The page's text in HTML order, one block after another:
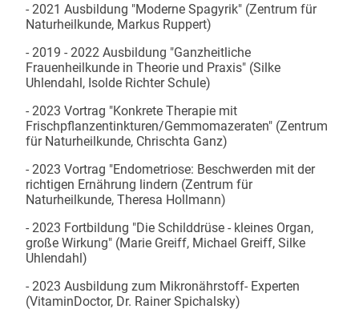
- 2021 Ausbildung "Moderne Spagyrik" (Zentrum für
Naturheilkunde, Markus Ruppert)
- 2019 - 2022 Ausbildung "Ganzheitliche
Frauenheilkunde in Theorie und Praxis" (Silke
Uhlendahl, Isolde Richter Schule)
- 2023 Vortrag "Konkrete Therapie mit
Frischpflanzentinkturen/Gemmomazeraten" (Zentrum
für Naturheilkunde, Chrischta Ganz)
- 2023 Vortrag "Endometriose: Beschwerden mit der
richtigen Ernährung lindern (Zentrum für
Naturheilkunde, Theresa Hollmann)
- 2023 Fortbildung "Die Schilddrüse - kleines Organ,
große Wirkung" (Marie Greiff, Michael Greiff, Silke
Uhlendahl)
- 2023 Ausbildung zum Mikronährstoff- Experten
(VitaminDoctor, Dr. Rainer Spichalsky)